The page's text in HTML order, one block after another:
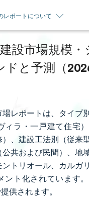
レポートについて
設市場規模
ドと予測（
レポートは、タイプ
ィラ・一戸建て住宅
）、建設工法別（従来
共および民間）、地
トリオール、カルガ
ント化されています
供されます。